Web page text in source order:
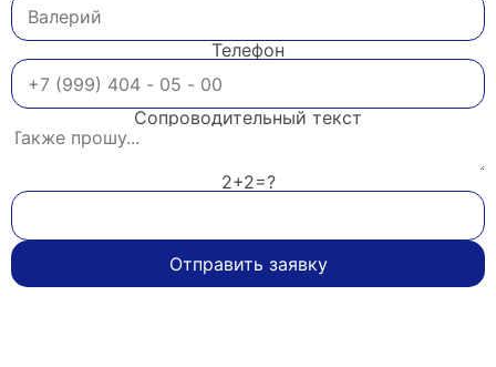
Телефон
Сопроводительный текст
2+2=?
Отправить заявку